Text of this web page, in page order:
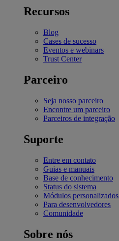
Recursos
Blog
Cases de sucesso
Eventos e webinars
Trust Center
Parceiro
Seja nosso parceiro
Encontre um parceiro
Parceiros de integração
Suporte
Entre em contato
Guias e manuais
Base de conhecimento
Status do sistema
Módulos personalizados
Para desenvolvedores
Comunidade
Sobre nós